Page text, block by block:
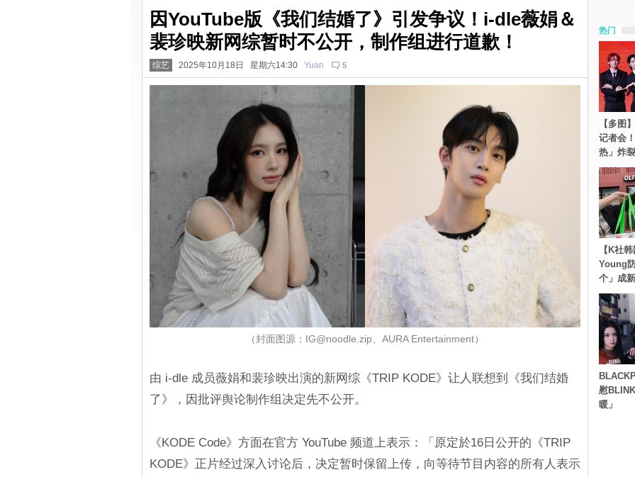
因YouTube版《我们结婚了》引发争议！i-dle薇娟＆
裴珍映新网综暂时不公开，制作组进行道歉！
综艺 2025年10月18日 星期六14:30 Yuan 5
（封面图源：IG@noodle.zip、AURA Entertainment）
由 i-dle 成员薇娟和裴珍映出演的新网综《TRIP KODE》让人联想到《我们结婚
了》，因批评舆论制作组决定先不公开。
《KODE Code》方面在官方 YouTube 频道上表示：「原定於16日公开的《TRIP
KODE》正片经过深入讨论后，决定暂时保留上传，向等待节目内容的所有人表示
热门
【多图
记者会
热」炸
【K社
Young
个」成
慰
暖」